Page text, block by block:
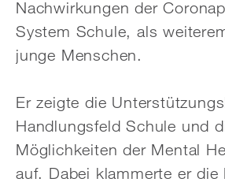
Nachwirkungen der
System Schule, als
junge Menschen.
Er zeigte die
Handlungsfeld Schule und
Möglichkeiten der Mental
auf. Dabei klammerte er